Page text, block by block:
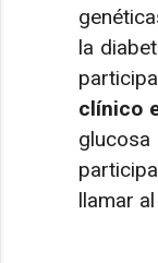
la
clínico
glucosa
llamar